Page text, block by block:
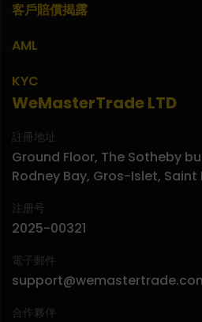
WeMasterTrade LTD
註冊地址
Ground Floor, The Sotheby
Rodney Bay, Gros-Islet, Saint
注册号
2025-00321
電子郵件
合作夥伴
客戶賠償揭露
AML
KYC